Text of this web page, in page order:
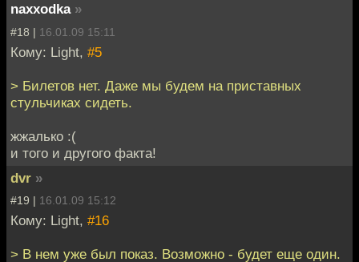
naxxodka »
#18 | 16.01.09 15:11
Кому: Light, #5
> Билетов нет. Даже мы будем на приставных
стульчиках сидеть.
жжалько :(
и того и другого факта!
dvr »
#19 | 16.01.09 15:12
Кому: Light, #16
> В нем уже был показ. Возможно - будет еще один.